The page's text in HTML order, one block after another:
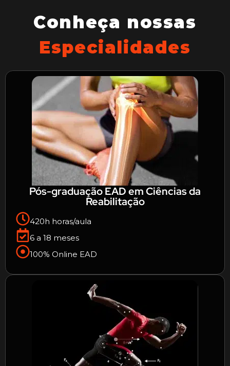
Conheça nossas
Especialidades
Pós-graduação EAD em Ciências da
Reabilitação
420h horas/aula
6 a 18 meses
100% Online EAD